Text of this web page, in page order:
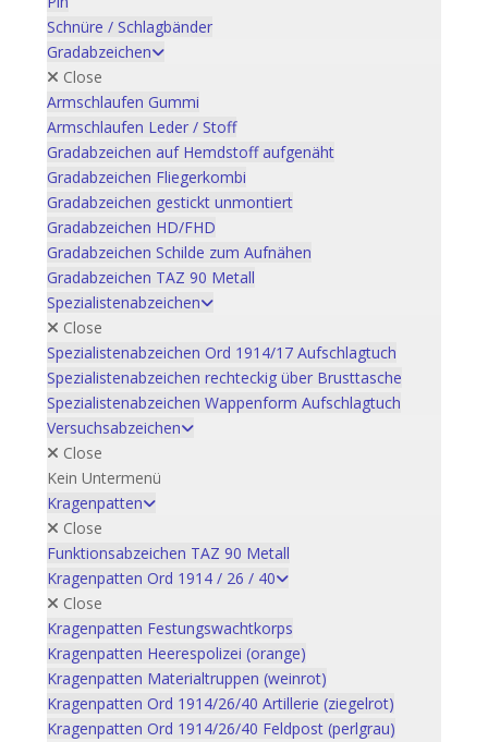
Schnüre / Schlagbänder
Gradabzeichen
Close
Armschlaufen Gummi
Armschlaufen Leder / Stoff
Gradabzeichen auf Hemdstoff aufgenäht
Gradabzeichen Fliegerkombi
Gradabzeichen gestickt unmontiert
Gradabzeichen HD/FHD
Gradabzeichen Schilde zum Aufnähen
Gradabzeichen TAZ 90 Metall
Spezialistenabzeichen
Close
Spezialistenabzeichen Ord 1914/17 Aufschlagtuch
Spezialistenabzeichen rechteckig über Brusttasche
Spezialistenabzeichen Wappenform Aufschlagtuch
Versuchsabzeichen
Close
Kein Untermenü
Kragenpatten
Close
Funktionsabzeichen TAZ 90 Metall
Kragenpatten Ord 1914 / 26 / 40
Close
Kragenpatten Festungswachtkorps
Kragenpatten Heerespolizei (orange)
Kragenpatten Materialtruppen (weinrot)
Kragenpatten Ord 1914/26/40 Artillerie (ziegelrot)
Kragenpatten Ord 1914/26/40 Feldpost (perlgrau)